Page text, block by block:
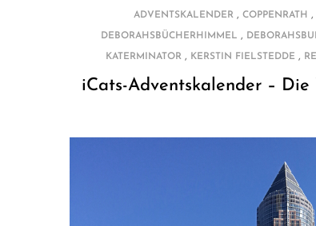
ADVENTSKALENDER, COPPENRATH ,
DEBORAHSBÜCHERHIMMEL ,
KATERMINATOR , KERSTIN FIELSTEDDE ,
iCats-Adventskalender – Die